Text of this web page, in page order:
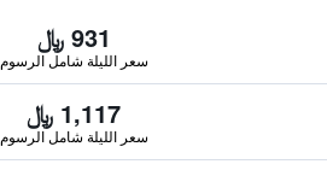
931 ﷼
سعر الليلة شامل الرسوم
1,117 ﷼
سعر الليلة شامل الرسوم